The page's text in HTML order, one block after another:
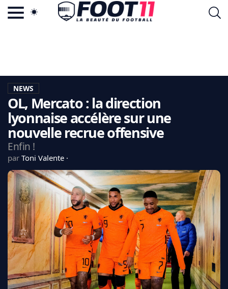
LA CHARTE
VIE PRIVÉE
CGU
CONTACTEZ-NOUS
CDM 2026
EDF
PSG
LIGUE 1
REAL MADRID
FC BARCELONE
MANCHESTER UNITED
CHELSEA
ARSENAL
NEWS
OL, Mercato : la direction
lyonnaise accélère sur une
nouvelle recrue offensive
Enfin !
par Toni Valente